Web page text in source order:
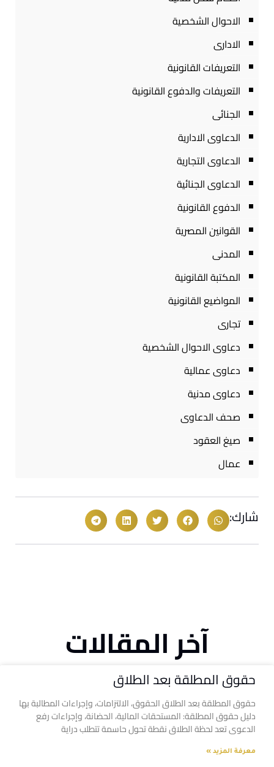
الاحوال الشخصية
الادارى
التعريفات القانونية
التعريفات والدفوع القانونية
الجنائى
الدعاوى الادارية
الدعاوى التجارية
الدعاوى الجنائية
الدفوع القانونية
القوانين المصرية
المدنى
المكتبة القانونية
المواضيع القانونية
تجارى
دعاوى الاحوال الشخصية
دعاوى عمالية
دعاوى مدنية
صحف الدعاوى
صيغ العقود
عمال
شارك:
آخر المقالات
حقوق المطلقة بعد الطلاق
حقوق المطلقة بعد الطلاق الحقوق، الالتزامات، وإجراءات المطالبة بها
دليل حقوق المطلقة: المستحقات المالية، الحضانة، وإجراءات رفع
الدعوى تعد لحظة الطلاق نقطة تحول حاسمة تتطلب دراية
معرفة المزيد »